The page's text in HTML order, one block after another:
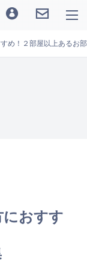
め！２部屋以上あるお
におすす